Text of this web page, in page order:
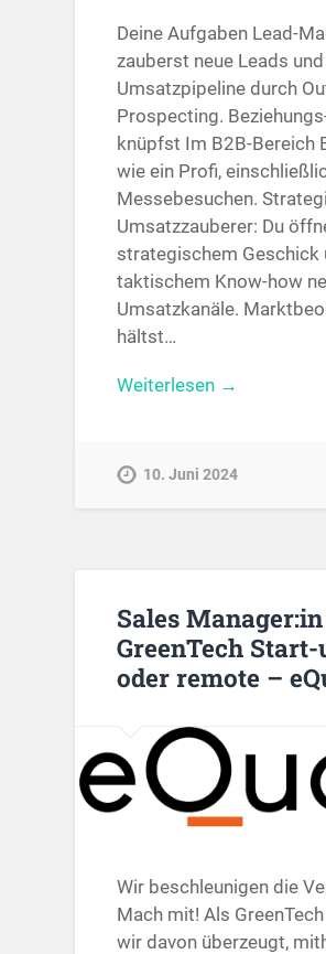
Deine Aufgaben Lead-
zauberst neue Leads
Umsatzpipeline durch
Prospecting.
knüpfst Im B2B-Bereich
wie ein Profi,
Messebesuchen.
Umsatzzauberer: Du
strategischem Geschick
taktischem Know-how
Umsatzkanäle.
hältst…
Weiterlesen →
10. Juni 2024
Sales
GreenTech
oder remote –
Wir beschleunigen die
Mach mit! Als
wir davon überzeugt,